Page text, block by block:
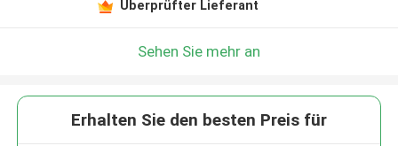
Überprüfter Lieferant
Sehen Sie mehr an
Erhalten Sie den besten Preis für